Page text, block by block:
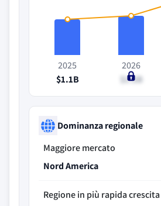
2025
$1.1B
2026
$1.2B
Dominanza regionale
Maggiore mercato
Nord America
Regione in più rapida crescita